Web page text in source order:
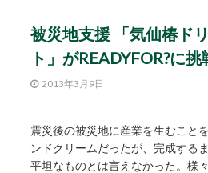
被災地支援 「気仙椿ド
ト」がREADYFOR?に挑
2013年3月9日
震災後の被災地に産業を生むこと
ンドクリームだったが、完成する
平坦なものとは言えなかった。様